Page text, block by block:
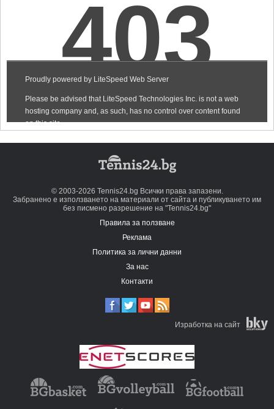
© 2003-2026 Tennis24.bg Всички права запазени.
Забранено е използването на материали от сайта и публикуването им
без писмено разрешение на "Tennis24.bg"
Правила за ползване
Реклама
Политика за лични данни
За нас
Контакти
Изработка на сайт